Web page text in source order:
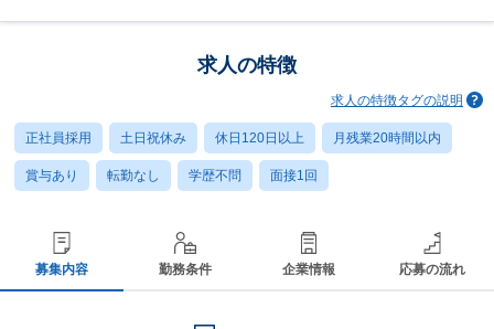
求人の特徴
求人の特徴タグの説明
正社員採用 土日祝休み 休日120日以上 月残業20時間以内
賞与あり 転勤なし 学歴不問 面接1回
募集内容 勤務条件 企業情報 応募の流れ